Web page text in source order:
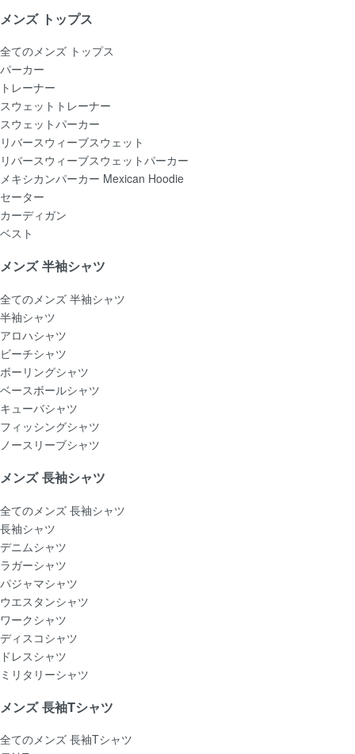
メンズ トップス
全てのメンズ トップス
パーカー
トレーナー
スウェットトレーナー
スウェットパーカー
リバースウィーブスウェット
リバースウィーブスウェットパーカー
メキシカンパーカー Mexican Hoodie
セーター
カーディガン
ベスト
メンズ 半袖シャツ
全てのメンズ 半袖シャツ
半袖シャツ
アロハシャツ
ビーチシャツ
ボーリングシャツ
ベースボールシャツ
キューバシャツ
フィッシングシャツ
ノースリーブシャツ
メンズ 長袖シャツ
全てのメンズ 長袖シャツ
長袖シャツ
デニムシャツ
ラガーシャツ
パジャマシャツ
ウエスタンシャツ
ワークシャツ
ディスコシャツ
ドレスシャツ
ミリタリーシャツ
メンズ 長袖Tシャツ
全てのメンズ 長袖Tシャツ